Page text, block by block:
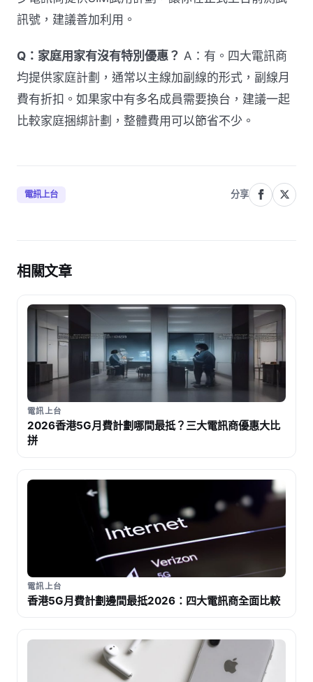
訊號，建議善加利用。
Q：家庭用家有沒有特別優惠？ A：有。四大電訊商
均提供家庭計劃，通常以主線加副線的形式，副線月
費有折扣。如果家中有多名成員需要換台，建議一起
比較家庭捆綁計劃，整體費用可以節省不少。
電訊上台 分享
相關文章
電訊上台
2026香港5G月費計劃哪間最抵？三大電訊商優惠大比
拼
電訊上台
香港5G月費計劃邊間最抵2026：四大電訊商全面比較